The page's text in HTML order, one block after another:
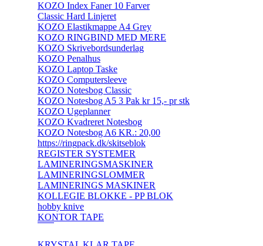
KOZO Index Faner 10 Farver
Classic Hard Linjeret
KOZO Elastikmappe A4 Grey
KOZO RINGBIND MED MERE
KOZO Skrivebordsunderlag
KOZO Penalhus
KOZO Laptop Taske
KOZO Computersleeve
KOZO Notesbog Classic
KOZO Notesbog A5 3 Pak kr 15,- pr stk
KOZO Ugeplanner
KOZO Kvadreret Notesbog
KOZO Notesbog A6 KR.: 20,00
https://ringpack.dk/skitseblok
REGISTER SYSTEMER
LAMINERINGSMASKINER
LAMINERINGSLOMMER
LAMINERINGS MASKINER
KOLLEGIE BLOKKE - PP BLOK
hobby knive
KONTOR TAPE